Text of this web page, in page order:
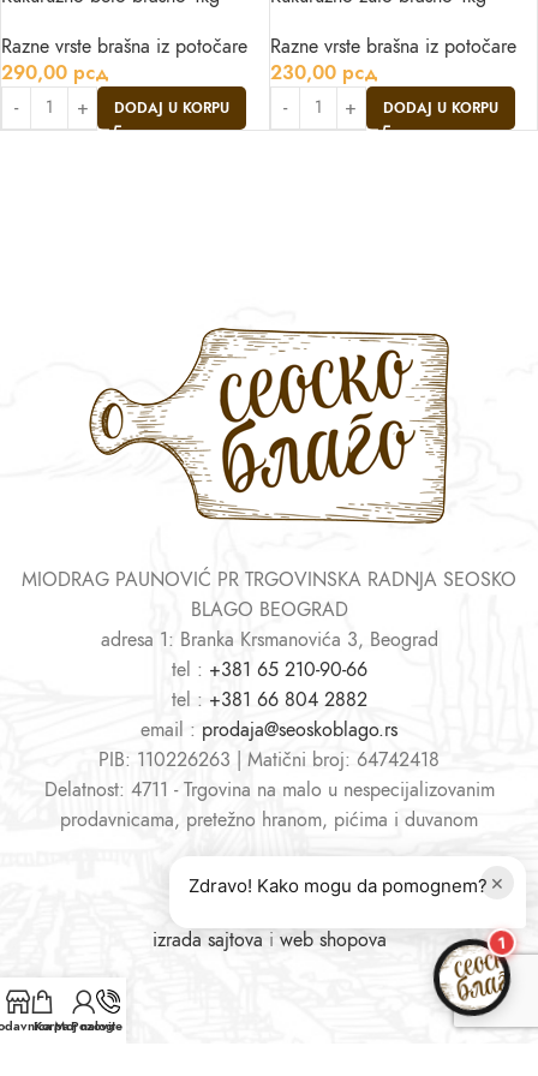
Razne vrste brašna iz potočare
290,00 рсд
DODAJ U KORPU
Razne vrste brašna iz potočare
230,00 рсд
DODAJ U KORPU
MIODRAG PAUNOVIĆ PR TRGOVINSKA RADNJA SEOSKO
BLAGO BEOGRAD
adresa 1: Branka Krsmanovića 3, Beograd
tel : +381 65 210-90-66
tel : +381 66 804 2882
email : prodaja@seoskoblago.rs
PIB: 110226263 | Matični broj: 64742418
Delatnost: 4711 - Trgovina na malo u nespecijalizovanim
prodavnicama, pretežno hranom, pićima i duvanom
izrada sajtova i web shopova
KorpaMoj nalog
Pozovite nas
×
Zdravo! Kako mogu da pomognem?
1